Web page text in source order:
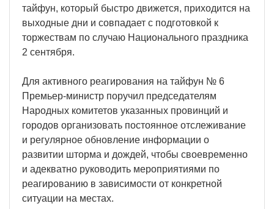
тайфун, который быстро движется, приходится на
выходные дни и совпадает с подготовкой к
торжествам по случаю Национального праздника
2 сентября.
Для активного реагирования на тайфун № 6
Премьер-министр поручил председателям
Народных комитетов указанных провинций и
городов организовать постоянное отслеживание
и регулярное обновление информации о
развитии шторма и дождей, чтобы своевременно
и адекватно руководить мероприятиями по
реагированию в зависимости от конкретной
ситуации на местах.